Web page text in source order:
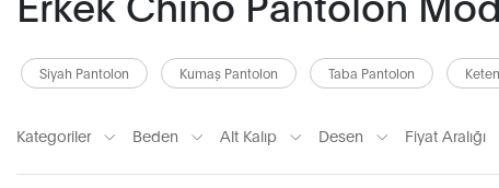
Siyah Pantolon Kumaş Pantolon Taba Pantolon
Kategoriler Beden Alt Kalıp Desen Fiyat Aralığı